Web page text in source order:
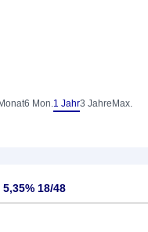
6 Mon.1 Jahr3 Jahre Max.
18/48